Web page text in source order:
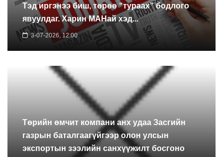
Тэд иргэнээ биш, төрөө “тураах” бодлого
явуулдаг. Харин МАНай хэд...
3-07-2026, 12:00
Төрийн өмчит компани анх удаа Засгийн
газрын баталгаагүйгээр олон улсын
экспортын зээлийн санхүүжилт босгоно